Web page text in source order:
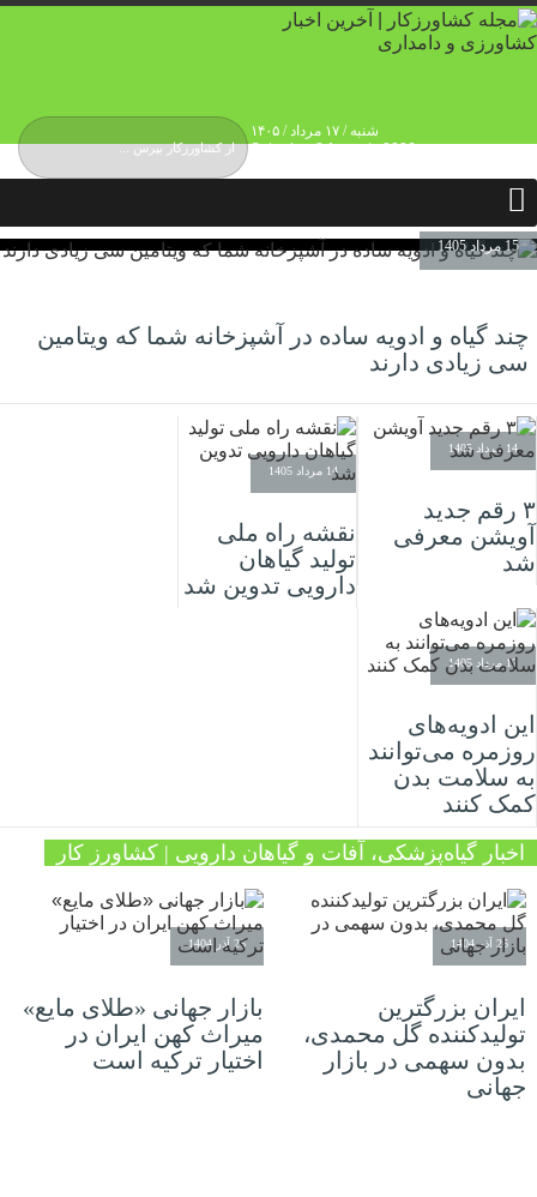
شنبه / ۱۷ مرداد / ۱۴۰۵
Saturday, 8 August , 2026
15 مرداد 1405
چند گیاه و ادویه ساده در آشپزخانه شما که ویتامین
سی زیادی دارند
14 مرداد 1405
۳ رقم جدید
آویشن معرفی
شد
14 مرداد 1405
نقشه راه ملی
تولید گیاهان
دارویی تدوین شد
12 مرداد 1405
این ادویه‌های
روزمره می‌توانند
به سلامت بدن
کمک کنند
اخبار گیاه‌پزشکی، آفات و گیاهان دارویی | کشاورز کار
26 آذر 1404
ایران بزرگترین
تولیدکننده گل محمدی،
بدون سهمی در بازار
جهانی
26 آذر 1404
بازار جهانی «طلای مایع»
میراث کهن ایران در
اختیار ترکیه است